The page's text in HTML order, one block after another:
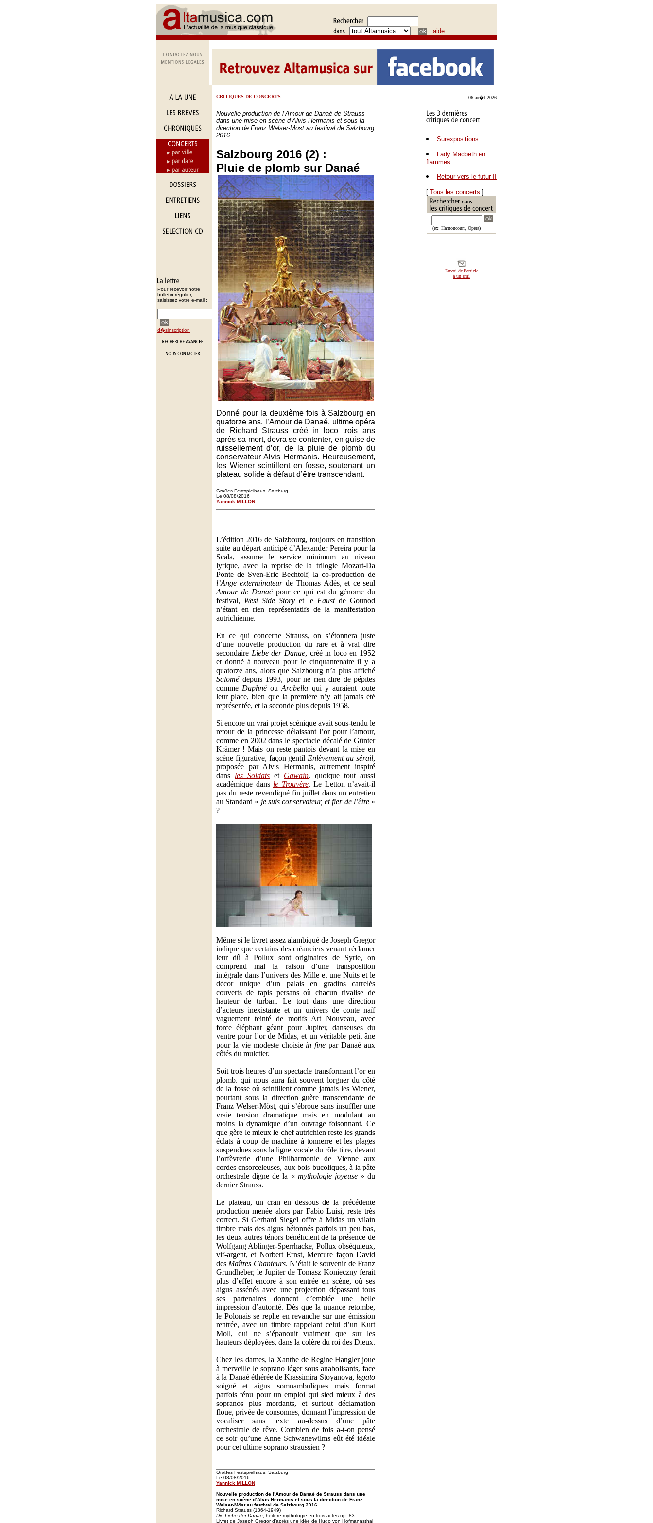
aide
Pour recevoir notre
bulletin régulier,
saisissez votre e-mail :
d�sinscription
CRITIQUES DE CONCERTS 06 ao�t 2026
Nouvelle production de l’Amour de Danaé de Strauss
dans une mise en scène d’Alvis Hermanis et sous la
direction de Franz Welser-Möst au festival de Salzbourg
2016.
Salzbourg 2016 (2) :
Pluie de plomb sur Danaé
Donné pour la deuxième fois à Salzbourg en
quatorze ans, l’Amour de Danaé, ultime opéra
de Richard Strauss créé in loco trois ans
après sa mort, devra se contenter, en guise de
ruissellement d’or, de la pluie de plomb du
conservateur Alvis Hermanis. Heureusement,
les Wiener scintillent en fosse, soutenant un
plateau solide à défaut d’être transcendant.
Großes Festspielhaus, Salzburg
Le 08/08/2016
Yannick MILLON
Surexpositions
Lady Macbeth en
flammes
Retour vers le futur II
[ Tous les concerts ]
(ex: Harnoncourt, Opéra)
Envoi de l'article
à un ami
L’édition 2016 de Salzbourg, toujours en transition
suite au départ anticipé d’Alexander Pereira pour la
Scala, assume le service minimum au niveau
lyrique, avec la reprise de la trilogie Mozart-Da
Ponte de Sven-Eric Bechtolf, la co-production de
l’Ange exterminateurde Thomas Adès, et ce seul
Amour de Danaépour ce qui est du génome du
festival, West Side Story et le Faustde Gounod
n’étant en rien représentatifs de la manifestation
autrichienne.
En ce qui concerne Strauss, on s’étonnera juste
d’une nouvelle production du rare et à vrai dire
secondaire Liebe der Danae, créé in loco en 1952
et donné à nouveau pour le cinquantenaire il y a
quatorze ans, alors que Salzbourg n’a plus affiché
Salomédepuis 1993, pour ne rien dire de pépites
comme DaphnéouArabella qui y auraient toute
leur place, bien que la première n’y ait jamais été
représentée, et la seconde plus depuis 1958.
Si encore un vrai projet scénique avait sous-tendu le
retour de la princesse délaissant l’or pour l’amour,
comme en 2002 dans le spectacle décalé de Günter
Krämer ! Mais on reste pantois devant la mise en
scène figurative, façon gentil Enlèvement au sérail,
proposée par Alvis Hermanis, autrement inspiré
dans les Soldats et Gawain, quoique tout aussi
académique dans le Trouvère. Le Letton n’avait-il
pas du reste revendiqué fin juillet dans un entretien
au Standard « je suis conservateur, et fier de l’être»
?
Même si le livret assez alambiqué de Joseph Gregor
indique que certains des créanciers venant réclamer
leur dû à Pollux sont originaires de Syrie, on
comprend mal la raison d’une transposition
intégrale dans l’univers des Mille et une Nuits et le
décor unique d’un palais en gradins carrelés
couverts de tapis persans où chacun rivalise de
hauteur de turban. Le tout dans une direction
d’acteurs inexistante et un univers de conte naïf
vaguement teinté de motifs Art Nouveau, avec
force éléphant géant pour Jupiter, danseuses du
ventre pour l’or de Midas, et un véritable petit âne
pour la vie modeste choisie in fine par Danaé aux
côtés du muletier.
Soit trois heures d’un spectacle transformant l’or en
plomb, qui nous aura fait souvent lorgner du côté
de la fosse où scintillent comme jamais les Wiener,
pourtant sous la direction guère transcendante de
Franz Welser-Möst, qui s’ébroue sans insuffler une
vraie tension dramatique mais en modulant au
moins la dynamique d’un ouvrage foisonnant. Ce
que gère le mieux le chef autrichien reste les grands
éclats à coup de machine à tonnerre et les plages
suspendues sous la ligne vocale du rôle-titre, devant
l’orfèvrerie d’une Philharmonie de Vienne aux
cordes ensorceleuses, aux bois bucoliques, à la pâte
orchestrale digne de la « mythologie joyeuse» du
dernier Strauss.
Le plateau, un cran en dessous de la précédente
production menée alors par Fabio Luisi, reste très
correct. Si Gerhard Siegel offre à Midas un vilain
timbre mais des aigus bétonnés parfois un peu bas,
les deux autres ténors bénéficient de la présence de
Wolfgang Ablinger-Sperrhacke, Pollux obséquieux,
vif-argent, et Norbert Ernst, Mercure façon David
des Maîtres Chanteurs. N’était le souvenir de Franz
Grundheber, le Jupiter de Tomasz Konieczny ferait
plus d’effet encore à son entrée en scène, où ses
aigus assénés avec une projection dépassant tous
ses partenaires donnent d’emblée une belle
impression d’autorité. Dès que la nuance retombe,
le Polonais se replie en revanche sur une émission
rentrée, avec un timbre rappelant celui d’un Kurt
Moll, qui ne s’épanouit vraiment que sur les
hauteurs déployées, dans la colère du roi des Dieux.
Chez les dames, la Xanthe de Regine Hangler joue
à merveille le soprano léger sous anabolisants, face
à la Danaé éthérée de Krassimira Stoyanova, legato
soigné et aigus somnambuliques mais format
parfois ténu pour un emploi qui sied mieux à des
sopranos plus mordants, et surtout déclamation
floue, privée de consonnes, donnant l’impression de
vocaliser sans texte au-dessus d’une pâte
orchestrale de rêve. Combien de fois a-t-on pensé
ce soir qu’une Anne Schwanewilms eût été idéale
pour cet ultime soprano straussien ?
Großes Festspielhaus, Salzburg
Le 08/08/2016
Yannick MILLON
Nouvelle production de l’Amour de Danaé de Strauss dans une
mise en scène d’Alvis Hermanis et sous la direction de Franz
Welser-Möst au festival de Salzbourg 2016.
Richard Strauss (1864-1949)
Die Liebe der Danae , heitere mythologie en trois actes op. 83
Livret de Joseph Gregor d’après une idée de Hugo von Hofmannsthal